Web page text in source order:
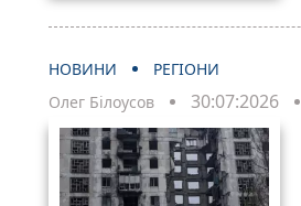
НОВИНИ
РЕГІОНИ
Олег Білоусов
30:07:2026